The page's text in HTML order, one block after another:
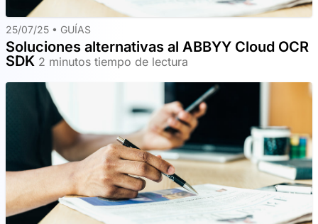
25/07/25 • GUÍAS
Soluciones alternativas al ABBYY Cloud OCR
SDK 2 minutos tiempo de lectura